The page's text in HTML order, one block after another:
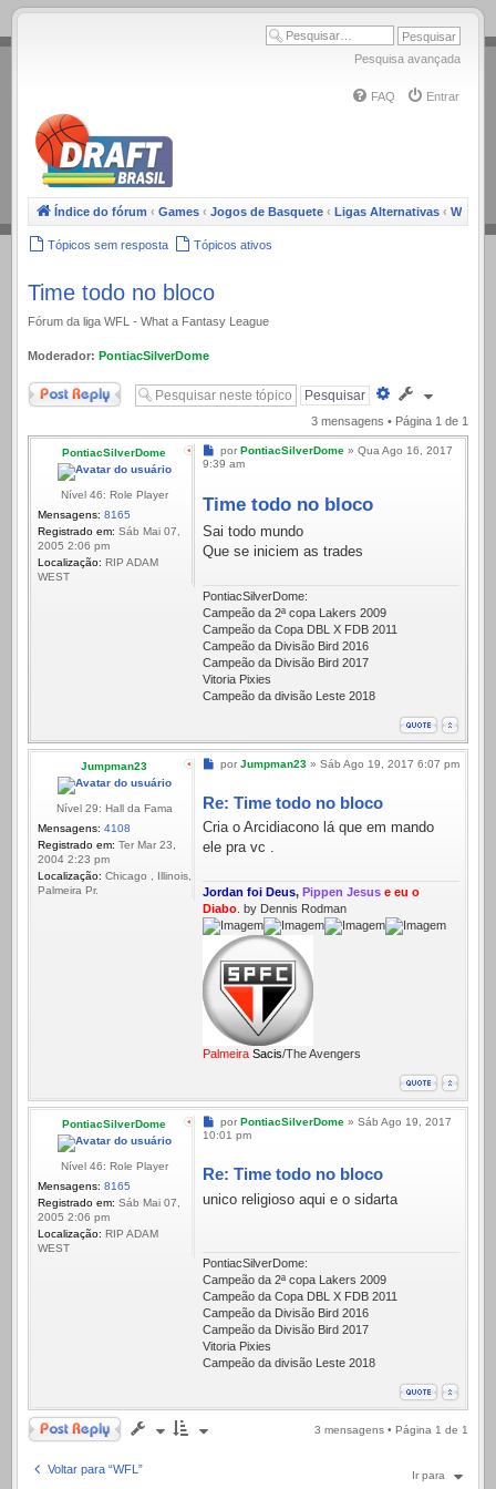
.
Pesquisa avançada
FAQ Entrar
Índice do fórum ‹ Games ‹ Jogos de Basquete ‹ Ligas Alternativas ‹ WFL
Tópicos sem resposta Tópicos ativos
Time todo no bloco
Fórum da liga WFL - What a Fantasy League
Moderador: PontiacSilverDome
Responder
Pesquisa
avançada
3 mensagens • Página 1 de 1
PontiacSilverDome
Nível 46: Role Player
Mensagens: 8165
Registrado em: Sáb Mai 07,
2005 2:06 pm
Localização: RIP ADAM
WEST
Mensagem
por PontiacSilverDome» Qua Ago 16, 2017
9:39 am
Time todo no bloco
Sai todo mundo
Que se iniciem as trades
PontiacSilverDome:
Campeão da 2ª copa Lakers 2009
Campeão da Copa DBL X FDB 2011
Campeão da Divisão Bird 2016
Campeão da Divisão Bird 2017
Vitoria Pixies
Campeão da divisão Leste 2018
Jumpman23
Nível 29: Hall da Fama
Mensagens: 4108
Registrado em: Ter Mar 23,
2004 2:23 pm
Localização: Chicago , Illinois,
Palmeira Pr.
Mensagem
por Jumpman23 » Sáb Ago 19, 2017 6:07 pm
Re: Time todo no bloco
Cria o Arcidiacono lá que em mando
ele pra vc .
Jordan foi Deus, Pippen Jesus e eu o
Diabo . by Dennis Rodman
Palmeira Sacis/The Avengers
PontiacSilverDome
Nível 46: Role Player
Mensagens: 8165
Registrado em: Sáb Mai 07,
2005 2:06 pm
Localização: RIP ADAM
WEST
Mensagem
por PontiacSilverDome» Sáb Ago 19, 2017
10:01 pm
Re: Time todo no bloco
unico religioso aqui e o sidarta
PontiacSilverDome:
Campeão da 2ª copa Lakers 2009
Campeão da Copa DBL X FDB 2011
Campeão da Divisão Bird 2016
Campeão da Divisão Bird 2017
Vitoria Pixies
Campeão da divisão Leste 2018
Responder 3 mensagens • Página 1 de 1
Voltar para “WFL” Ir para